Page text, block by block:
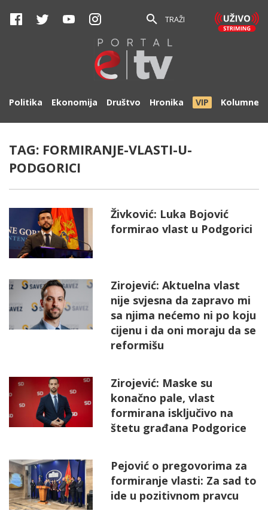
TRAŽI
Politika Ekonomija Društvo Hronika VIP Kolumne
TAG: FORMIRANJE-VLASTI-U-
PODGORICI
Živković: Luka Bojović
formirao vlast u Podgorici
Zirojević: Aktuelna vlast
nije svjesna da zapravo mi
sa njima nećemo ni po koju
cijenu i da oni moraju da se
reformišu
Zirojević: Maske su
konačno pale, vlast
formirana isključivo na
štetu građana Podgorice
Pejović o pregovorima za
formiranje vlasti: Za sad to
ide u pozitivnom pravcu